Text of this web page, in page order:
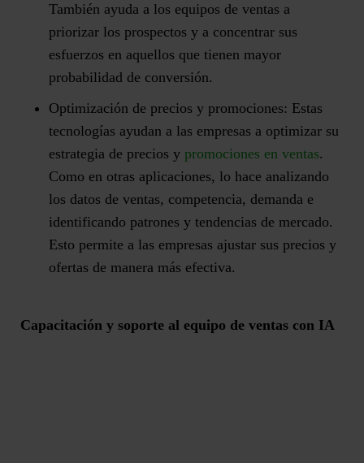
También ayuda a los equipos de ventas a
priorizar los prospectos y a concentrar sus
esfuerzos en aquellos que tienen mayor
probabilidad de conversión.
Optimización de precios y promociones: Estas
tecnologías ayudan a las empresas a optimizar su
estrategia de precios y promociones en ventas.
Como en otras aplicaciones, lo hace analizando
los datos de ventas, competencia, demanda e
identificando patrones y tendencias de mercado.
Esto permite a las empresas ajustar sus precios y
ofertas de manera más efectiva.
Capacitación y soporte al equipo de ventas con IA